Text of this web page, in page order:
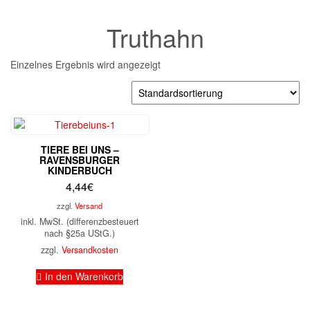
Truthahn
Einzelnes Ergebnis wird angezeigt
TIERE BEI UNS –
RAVENSBURGER
KINDERBUCH
4,44€
zzgl.Versand
inkl. MwSt. (differenzbesteuert
nach §25a UStG.)
zzgl.Versandkosten
In den Warenkorb